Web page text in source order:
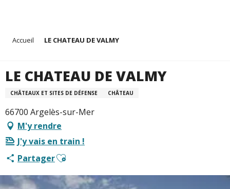
principal
Accueil LE CHATEAU DE VALMY
LE CHATEAU DE VALMY
CHÂTEAUX ET SITES DE DÉFENSE CHÂTEAU
66700 Argelès-sur-Mer
M'y rendre
J'y vais en train !
PartagerAjouter aux favoris